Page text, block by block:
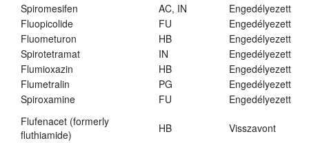
Spiromesifen
AC, IN
Engedélyezett
Fluopicolide
FU
Engedélyezett
Fluometuron
HB
Engedélyezett
Spirotetramat
IN
Engedélyezett
Flumioxazin
HB
Engedélyezett
Flumetralin
PG
Engedélyezett
Spiroxamine
FU
Engedélyezett
Flufenacet (formerly
fluthiamide)
HB Visszavont